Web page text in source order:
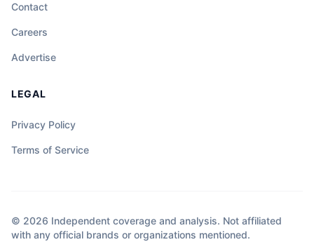
Contact
Careers
Advertise
LEGAL
Privacy Policy
Terms of Service
© 2026 Independent coverage and analysis. Not affiliated
with any official brands or organizations mentioned.